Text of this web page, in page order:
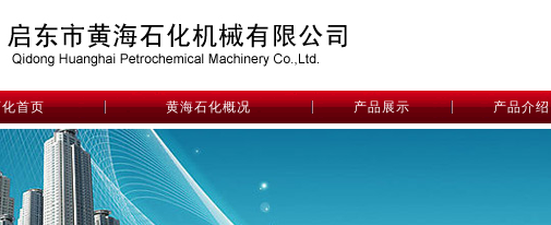
首页 黄海石化概况 产品展示 产品介绍